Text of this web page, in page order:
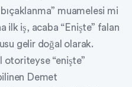
muamelesi mi
ilk iş, acaba “Enişte” falan
gelir doğal olarak.
otoriteyse “enişte”
Demet